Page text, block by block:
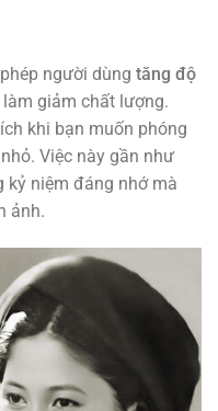
người dùng tăng độ
giảm chất lượng.
khi bạn muốn phóng
Việc này gần như
kỷ niệm đáng nhớ mà
ảnh.